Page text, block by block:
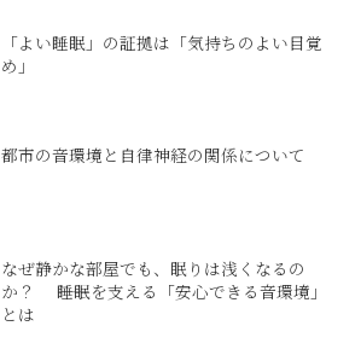
「よい睡眠」の証拠は「気持ちのよい目覚
め」
都市の音環境と自律神経の関係について
なぜ静かな部屋でも、眠りは浅くなるの
か？ ​――睡眠を支える「安心できる音環境」
とは